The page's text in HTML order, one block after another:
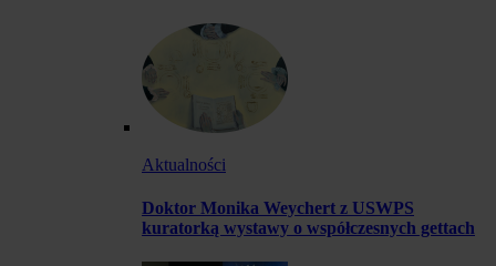
Aktualności
Doktor Monika Weychert z USWPS
kuratorką wystawy o współczesnych gettach